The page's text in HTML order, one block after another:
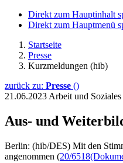
Direkt zum Hauptinhalt
Direkt zum Hauptmenü
Startseite
Presse
Kurzmeldungen (hib)
zurück zu: Presse ()
21.06.2023 Arbeit und
Aus- und
Berlin: (hib/DES) Mit den
angenommen (20/6518